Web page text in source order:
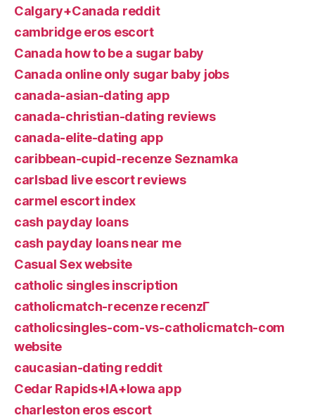
Calgary+Canada reddit
cambridge eros escort
Canada how to be a sugar baby
Canada online only sugar baby jobs
canada-asian-dating app
canada-christian-dating reviews
canada-elite-dating app
caribbean-cupid-recenze Seznamka
carlsbad live escort reviews
carmel escort index
cash payday loans
cash payday loans near me
Casual Sex website
catholic singles inscription
catholicmatch-recenze recenzГ­
catholicsingles-com-vs-catholicmatch-com
website
caucasian-dating reddit
Cedar Rapids+IA+Iowa app
charleston eros escort